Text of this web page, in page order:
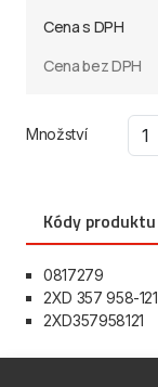
Cena bez DPH
Cena s DPH
Množství
Kódy produktu
0817279
2XD 357 958-121
2XD357958121